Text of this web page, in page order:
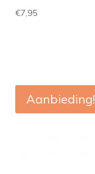
€7,95
Aanbieding!